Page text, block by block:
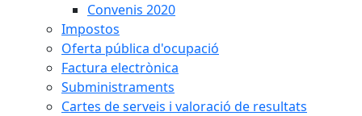
Convenis 2020
Impostos
Oferta pública d'ocupació
Factura electrònica
Subministraments
Cartes de serveis i valoració de resultats